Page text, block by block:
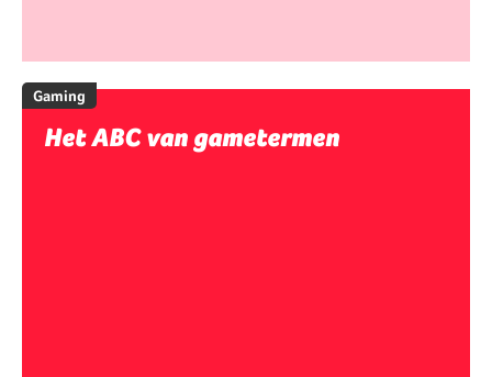
Gaming
Het ABC van gametermen